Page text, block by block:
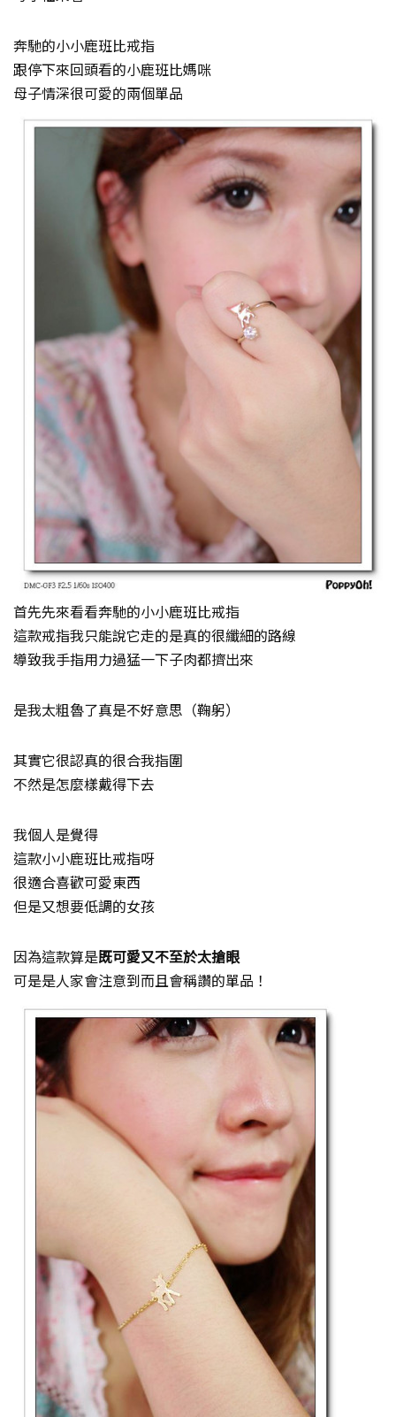
奔馳的小小鹿班比戒指
跟停下來回頭看的小鹿班比媽咪
母子情深很可愛的兩個單品
首先先來看看奔馳的小小鹿班比戒指
這款戒指我只能說它走的是真的很纖細的路線
導致我手指用力過猛一下子肉都擠出來
是我太粗魯了真是不好意思（鞠躬）
其實它很認真的很合我指圍
不然是怎麼樣戴得下去
我個人是覺得
這款小小鹿班比戒指呀
很適合喜歡可愛東西
但是又想要低調的女孩
因為這款算是既可愛又不至於太搶眼
可是是人家會注意到而且會稱讚的單品！